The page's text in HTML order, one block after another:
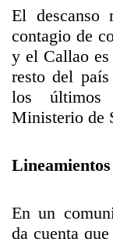
El descanso
contagio de
y el Callao
resto del
los últimos
Ministerio de
Lineamientos
En un
da cuenta